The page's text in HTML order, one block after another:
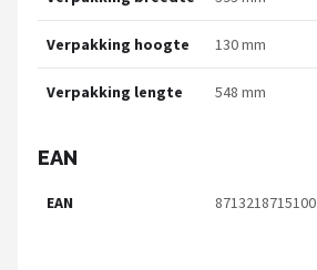
Verpakking hoogte 130 mm
Verpakking lengte 548 mm
EAN
EAN 8713218715100